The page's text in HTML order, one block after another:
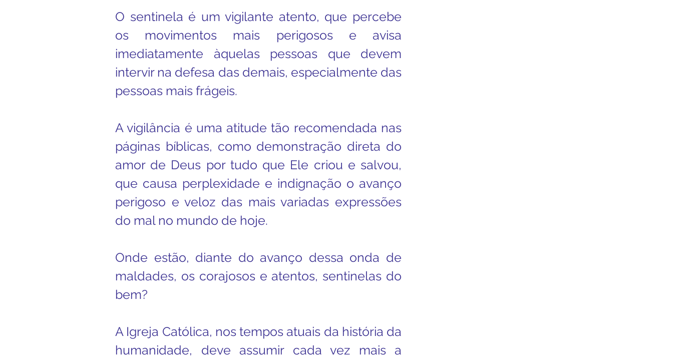
O sentinela é um vigilante atento, que percebe
os movimentos mais perigosos e avisa
imediatamente àquelas pessoas que devem
intervir na defesa das demais, especialmente das
pessoas mais frágeis.
A vigilância é uma atitude tão recomendada nas
páginas bíblicas, como demonstração direta do
amor de Deus por tudo que Ele criou e salvou,
que causa perplexidade e indignação o avanço
perigoso e veloz das mais variadas expressões
do mal no mundo de hoje.
Onde estão, diante do avanço dessa onda de
maldades, os corajosos e atentos, sentinelas do
bem?
A Igreja Católica, nos tempos atuais da história da
humanidade, deve assumir cada vez mais a